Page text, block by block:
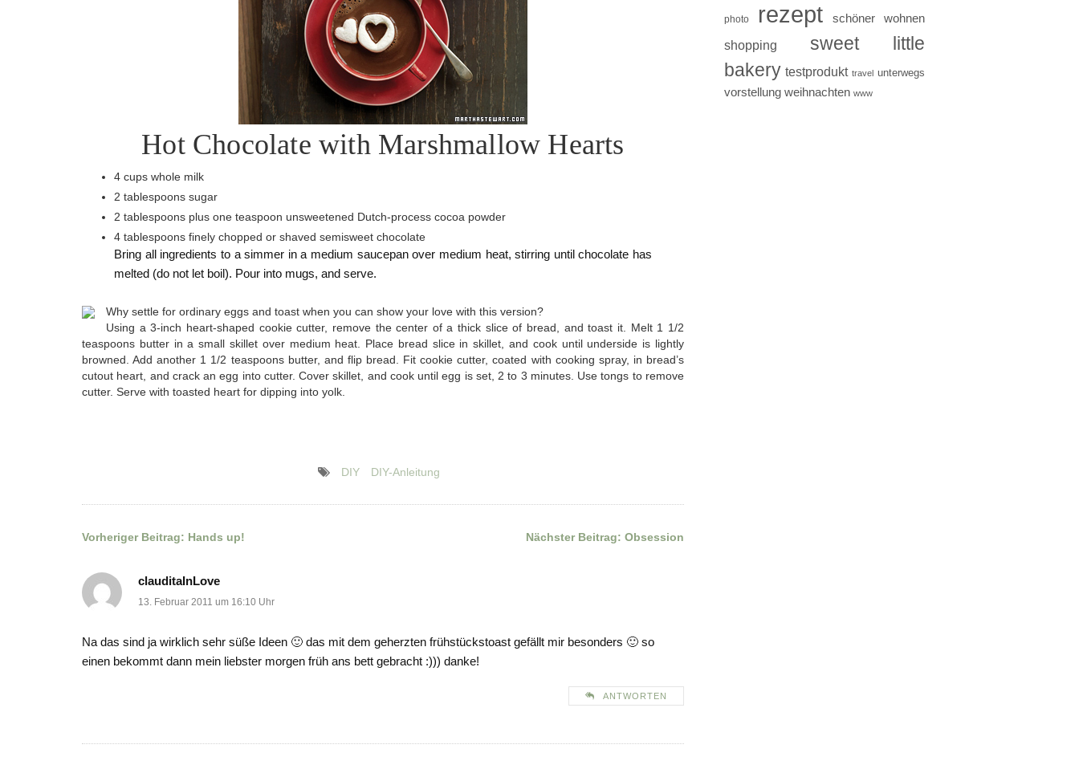
Hot Chocolate with Marshmallow Hearts
4 cups whole milk
2 tablespoons sugar
2 tablespoons plus one teaspoon unsweetened Dutch-process cocoa powder
4 tablespoons finely chopped or shaved semisweet chocolate
Bring all ingredients to a simmer in a medium saucepan over medium heat, stirring until chocolate has
melted (do not let boil). Pour into mugs, and serve.
Why settle for ordinary eggs and toast when you can show your love with this version?
Using a 3-inch heart-shaped cookie cutter, remove the center of a thick slice of bread, and toast it. Melt 1 1/2
teaspoons butter in a small skillet over medium heat. Place bread slice in skillet, and cook until underside is lightly
browned. Add another 1 1/2 teaspoons butter, and flip bread. Fit cookie cutter, coated with cooking spray, in bread’s
cutout heart, and crack an egg into cutter. Cover skillet, and cook until egg is set, 2 to 3 minutes. Use tongs to remove
cutter. Serve with toasted heart for dipping into yolk.
DIY DIY-Anleitung
Beitragsnavigation
Vorheriger Beitrag: Hands up! Nächster Beitrag: Obsession
clauditaInLove
13. Februar 2011 um 16:10 Uhr
Na das sind ja wirklich sehr süße Ideen 🙂 das mit dem geherzten frühstückstoast gefällt mir besonders 🙂 so
einen bekommt dann mein liebster morgen früh ans bett gebracht :))) danke!
ANTWORTEN
photo rezept schöner wohnen
shopping
sweet little
bakery testprodukt travel unterwegs
vorstellung weihnachten www